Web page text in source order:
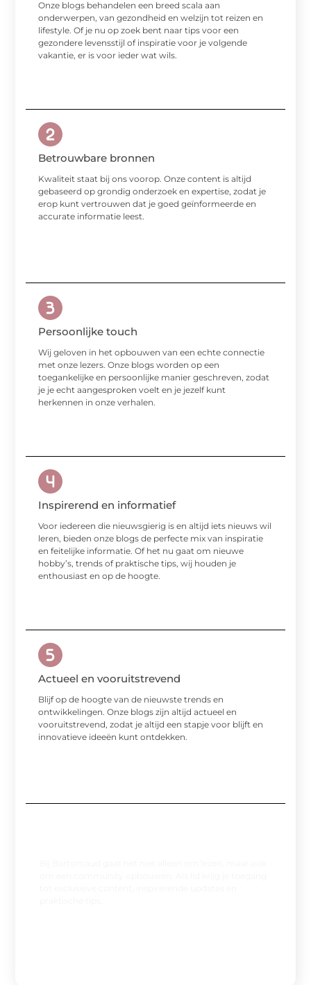
Onze blogs behandelen een breed scala aan
onderwerpen, van gezondheid en welzijn tot reizen en
lifestyle. Of je nu op zoek bent naar tips voor een
gezondere levensstijl of inspiratie voor je volgende
vakantie, er is voor ieder wat wils.
Betrouwbare bronnen
Kwaliteit staat bij ons voorop. Onze content is altijd
gebaseerd op grondig onderzoek en expertise, zodat je
erop kunt vertrouwen dat je goed geïnformeerde en
accurate informatie leest.
Persoonlijke touch
Wij geloven in het opbouwen van een echte connectie
met onze lezers. Onze blogs worden op een
toegankelijke en persoonlijke manier geschreven, zodat
je je echt aangesproken voelt en je jezelf kunt
herkennen in onze verhalen.
Inspirerend en informatief
Voor iedereen die nieuwsgierig is en altijd iets nieuws wil
leren, bieden onze blogs de perfecte mix van inspiratie
en feitelijke informatie. Of het nu gaat om nieuwe
hobby’s, trends of praktische tips, wij houden je
enthousiast en op de hoogte.
Actueel en vooruitstrevend
Blijf op de hoogte van de nieuwste trends en
ontwikkelingen. Onze blogs zijn altijd actueel en
vooruitstrevend, zodat je altijd een stapje voor blijft en
innovatieve ideeën kunt ontdekken.